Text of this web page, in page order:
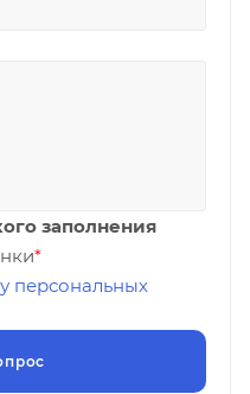
заполнения
*
персональных